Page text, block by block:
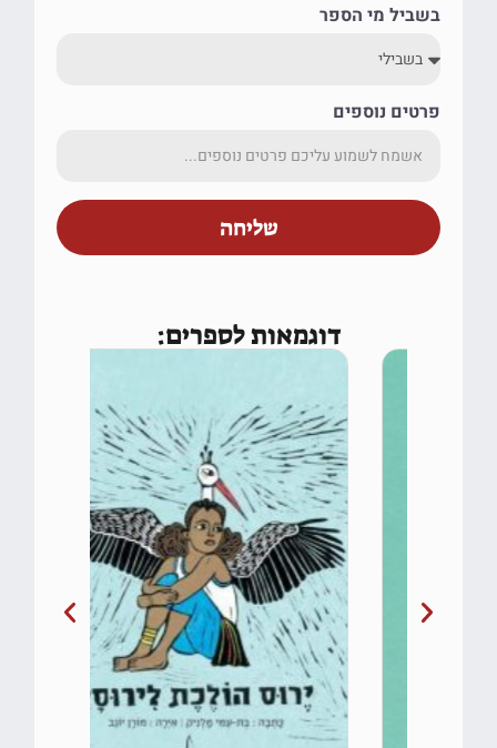
בשביל מי הספר
פרטים נוספים
שליחה
דוגמאות לספרים: